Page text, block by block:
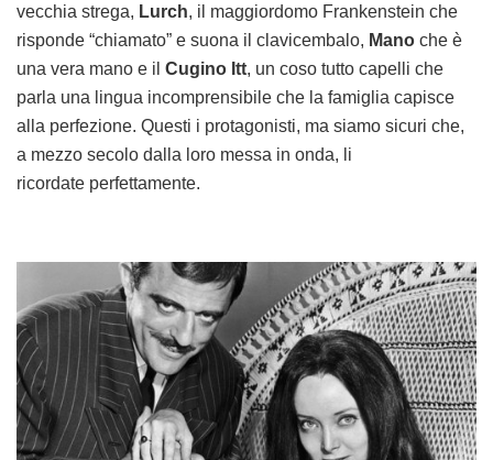
vecchia strega, Lurch, il maggiordomo Frankenstein che
risponde “chiamato” e suona il clavicembalo, Mano che è
una vera mano e il Cugino Itt, un coso tutto capelli che
parla una lingua incomprensibile che la famiglia capisce
alla perfezione. Questi i protagonisti, ma siamo sicuri che,
a mezzo secolo dalla loro messa in onda, li
ricordate perfettamente.